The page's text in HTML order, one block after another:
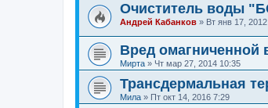
Очиститель воды
Андрей Кабанков » Вт янв 17,
Вред омагниченной
Мирта » Чт мар 27, 2014 10:35
Трансдермальная
Мила » Пт окт 14, 2016 7:29